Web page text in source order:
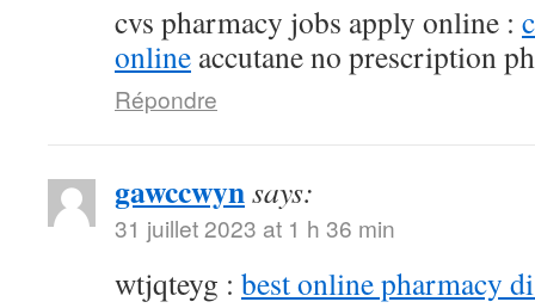
cvs pharmacy jobs apply online :
online accutane no prescription
Répondre
gawccwynsays:
31 juillet 2023 at 1 h 36 min
wtjqteyg : best online pharmacy